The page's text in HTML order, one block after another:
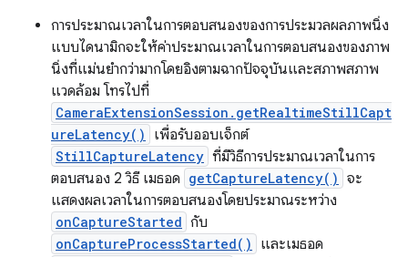
การประมาณเวลาในการตอบสนองของการประมวลผลภาพนิ่ง
แบบไดนามิกจะให้ค่าประมาณเวลาในการตอบสนองของภาพ
นิ่งที่แม่นยำกว่ามากโดยอิงตามฉากปัจจุบันและสภาพสภาพ
แวดล้อม โทรไปที่
CameraExtensionSession.getRealtimeStillCapt
ureLatency()
เพื่อรับออบเจ็กต์
StillCaptureLatency ที่มีวิธีการประมาณเวลาในการ
ตอบสนอง 2 วิธี เมธอด getCaptureLatency() จะ
แสดงผลเวลาในการตอบสนองโดยประมาณระหว่าง
onCaptureStarted กับ
onCaptureProcessStarted() และเมธอด